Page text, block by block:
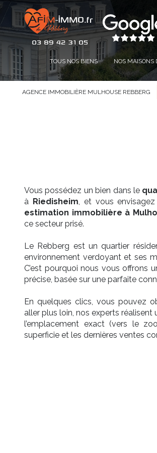
TOUS NOS BIENS NOS MAISONS
AGENCE IMMOBILIÈRE MULHOUSE REBBERG
Vous possédez un bien dans le
à Riedisheim , et vous
estimation immobilière à
ce secteur prisé.
Le Rebberg estun quartier
environnement verdoyant et ses
C’est pourquoi nous vous offrons
précise, basée sur une parfaite
En quelques clics, vous pouvez
aller plus loin, nos experts réalisent
l’emplacement exact (vers le
superficie et les dernières ventes